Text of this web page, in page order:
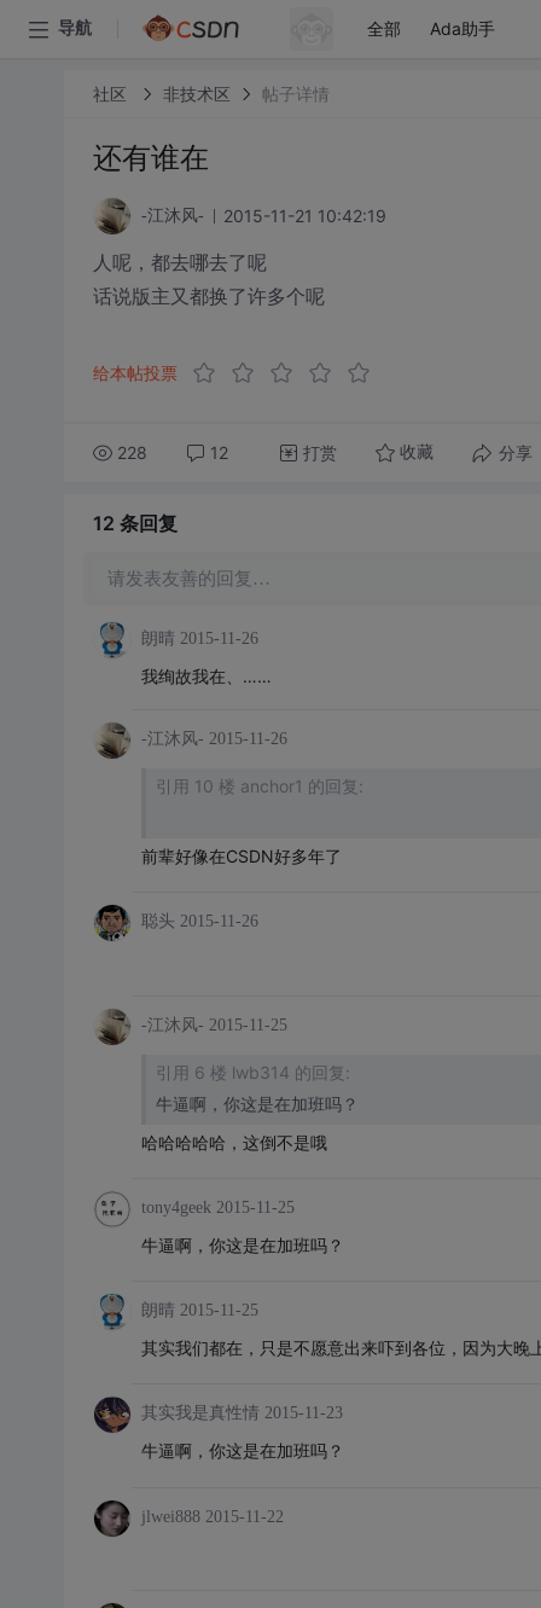
导航 全部 Ada助手
社区 非技术区 帖子详情
还有谁在
-江沐风- 2015-11-21 10:42:19
人呢，都去哪去了呢
话说版主又都换了许多个呢
给本帖投票
228 12 打赏 收藏 分享
12 条回复
请发表友善的回复…
朗晴 2015-11-26
我绚故我在、……
-江沐风- 2015-11-26
引用 10 楼 anchor1 的回复:
前辈好像在CSDN好多年了
聪头 2015-11-26
-江沐风- 2015-11-25
引用 6 楼 lwb314 的回复:
牛逼啊，你这是在加班吗？
哈哈哈哈哈，这倒不是哦
tony4geek 2015-11-25
牛逼啊，你这是在加班吗？
朗晴 2015-11-25
其实我们都在，只是不愿意出来吓到各位，因为大晚
其实我是真性情 2015-11-23
牛逼啊，你这是在加班吗？
jlwei888 2015-11-22